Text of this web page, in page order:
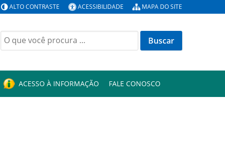
ALTO CONTRASTE ACESSIBILIDADE MAPA DO SITE
Buscar
por:
ACESSO À INFORMAÇÃO FALE CONOSCO